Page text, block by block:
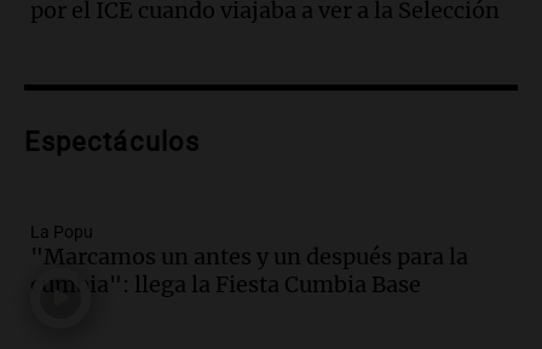
Panorama Federal
Audio.Lanzamiento del Tigo 7 CSH: el
al mercado argentino
Audio.
Mundial de Natación de Invierno con
récords y atletas de 20 países
por el ICE cuando viajaba a ver a la Selección
Espectáculos
La Popu
"Marcamos un antes y un después para la
cumbia": llega la Fiesta Cumbia Base